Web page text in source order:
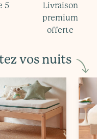
5
Livraison
premium
offerte
vos nuits